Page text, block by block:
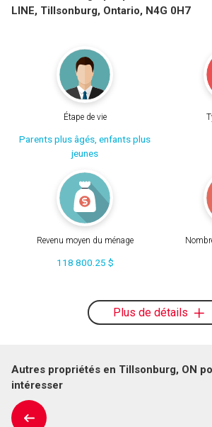
LINE, Tillsonburg, Ontario, N4G 0H7
Étape de vie
Parents plus âgés, enfants plus
jeunes
Revenu moyen du ménage
118 800.25 $
Plus de détails
Autres propriétés en Tillsonburg, ON
intéresser